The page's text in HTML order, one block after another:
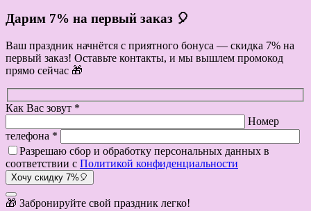
Дарим 7% на первый заказ 🎈
Ваш праздник начнётся с приятного бонуса — скидка 7% на
первый заказ! Оставьте контакты, и мы вышлем промокод
прямо сейчас 🎁
Как Вас зовут *
Номер
телефона *
Разрешаю сбор и обработку персональных данных в
соответствии с Политикой конфиденциальности
Хочу скидку 7%🎈
🎁 Забронируйте свой праздник легко!